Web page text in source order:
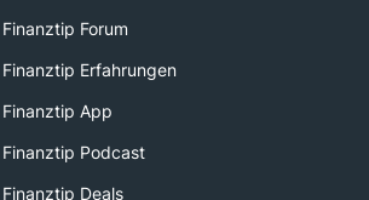
Finanztip Forum
Finanztip Erfahrungen
Finanztip App
Finanztip Podcast
Finanztip Deals